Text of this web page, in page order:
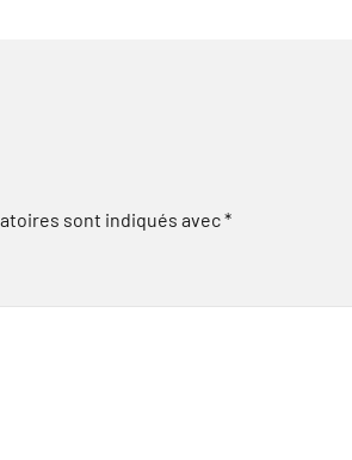
sont indiqués avec*